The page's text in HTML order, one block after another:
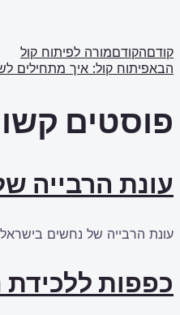
קודםהקודםמורה לפיתוח קול
הבאפיתוח קול: איך מתחילים
פוסטים
עונת הרבייה
עונת הרבייה של נחשים
כפפות ללכידת